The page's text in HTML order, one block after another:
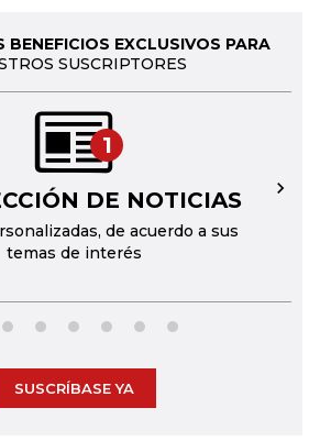
EXCLUSIVOS PARA
SUSCRIPTORES
1
DE NOTICIAS
de acuerdo a sus
temas de interés
→
SUSCRÍBASE YA